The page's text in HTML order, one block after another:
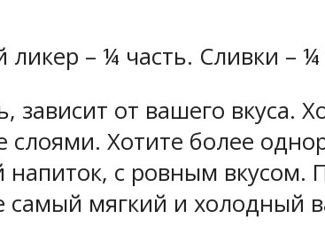
– ¼ часть. Сливки – ¼
зависит от вашего вкуса.
слоями. Хотите более
с ровным
мягкий и холодный